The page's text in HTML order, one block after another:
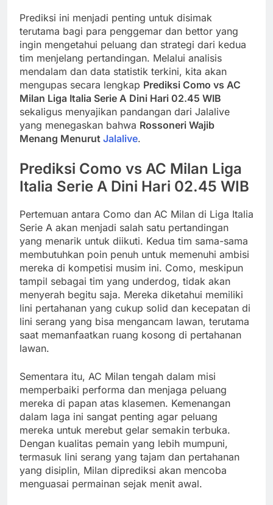
Prediksi ini menjadi penting untuk disimak
terutama bagi para penggemar dan bettor yang
ingin mengetahui peluang dan strategi dari kedua
tim menjelang pertandingan. Melalui analisis
mendalam dan data statistik terkini, kita akan
mengupas secara lengkap Prediksi Como vs AC
Milan Liga Italia Serie A Dini Hari 02.45 WIB
sekaligus menyajikan pandangan dari Jalalive
yang menegaskan bahwa Rossoneri Wajib
Menang Menurut Jalalive.
Prediksi Como vs AC Milan Liga
Italia Serie A Dini Hari 02.45 WIB
Pertemuan antara Como dan AC Milan di Liga Italia
Serie A akan menjadi salah satu pertandingan
yang menarik untuk diikuti. Kedua tim sama-sama
membutuhkan poin penuh untuk memenuhi ambisi
mereka di kompetisi musim ini. Como, meskipun
tampil sebagai tim yang underdog, tidak akan
menyerah begitu saja. Mereka diketahui memiliki
lini pertahanan yang cukup solid dan kecepatan di
lini serang yang bisa mengancam lawan, terutama
saat memanfaatkan ruang kosong di pertahanan
lawan.
Sementara itu, AC Milan tengah dalam misi
memperbaiki performa dan menjaga peluang
mereka di papan atas klasemen. Kemenangan
dalam laga ini sangat penting agar peluang
mereka untuk merebut gelar semakin terbuka.
Dengan kualitas pemain yang lebih mumpuni,
termasuk lini serang yang tajam dan pertahanan
yang disiplin, Milan diprediksi akan mencoba
menguasai permainan sejak menit awal.